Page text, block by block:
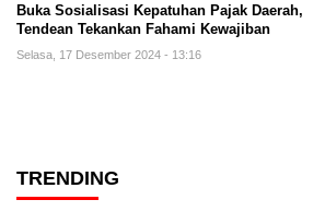
Buka Sosialisasi Kepatuhan Pajak Daerah,
Tendean Tekankan Fahami Kewajiban
Selasa, 17 Desember 2024 - 13:16
TRENDING